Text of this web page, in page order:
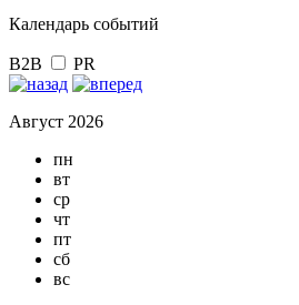
Календарь событий
B2B PR
Август 2026
пн
вт
ср
чт
пт
сб
вс